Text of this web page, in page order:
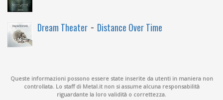
Dream Theater - Distance Over Time
Queste informazioni possono essere state inserite da utenti in maniera non
controllata. Lo staff di Metal.it non si assume alcuna responsabilità
riguardante la loro validità o correttezza.